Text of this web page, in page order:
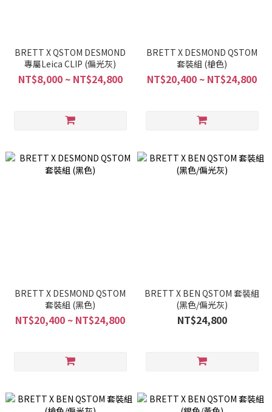
BRETT X QSTOM DESMOND
專屬Leica CLIP (偏光灰)
NT$8,000 ~ NT$24,800
BRETT X DESMOND QSTOM
套裝組 (槍色)
NT$20,400 ~ NT$24,800
BRETT X DESMOND QSTOM
套裝組 (黑色)
NT$20,400 ~ NT$24,800
BRETT X BEN QSTOM 套裝組
(黑色/偏光灰)
NT$24,800